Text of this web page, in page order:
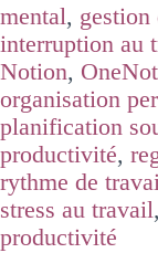
mental, gestion
interruption au
Notion,
organisation
planification
productivité,
rythme de
stress au travail,
productivité